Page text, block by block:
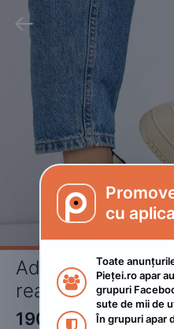

Adidasi
reale
190 RON
cu

Toate
Pieței.ro apar
grupuri
sute de mii de

În grupuri apar